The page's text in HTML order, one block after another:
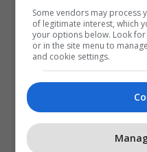
Some vendors may process
of legitimate interest, which
your options below. Look
or in the site menu to
and cookie settings.